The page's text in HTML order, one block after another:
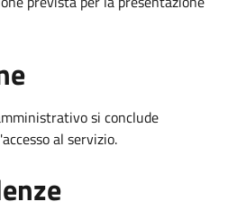
si conclude
al servizio.